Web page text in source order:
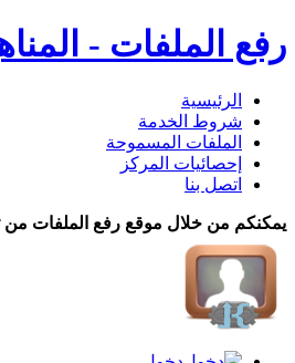
رفع الملفات -
الرئيسية
شروط الخدمة
الملفات المسموحة
إحصائيات المركز
اتصل بنا
يمكنكم من خلال موقع رفع الملفات من